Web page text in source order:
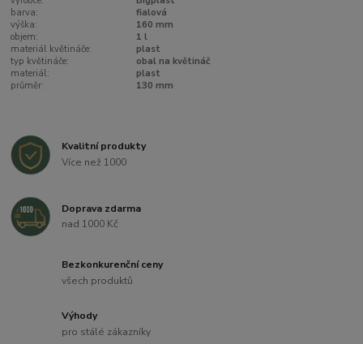
barva:
fialová
výška:
160 mm
objem:
1 l
materiál květináče:
plast
typ květináče:
obal na květináč
materiál:
plast
průměr:
130 mm
Kvalitní produkty
Více než 1000
Doprava zdarma
nad 1000 Kč
Bezkonkurenční ceny
všech produktů
Výhody
pro stálé zákazníky